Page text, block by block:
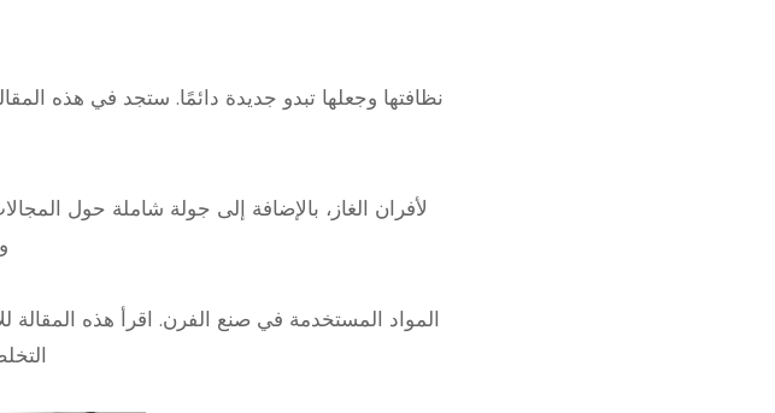
نظافتها وجعلها تبدو جديدة دائمًا. ستجد في هذه
لأفران الغاز، بالإضافة إلى جولة شاملة حول
المواد المستخدمة في صنع الفرن. اقرأ هذه